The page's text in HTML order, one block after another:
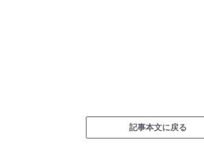
記事本文に戻る